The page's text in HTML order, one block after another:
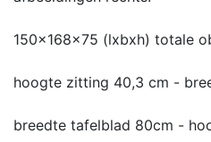
150x168x75 (lxbxh) totale
hoogte zitting 40,3 cm -
breedte tafelblad 80cm -